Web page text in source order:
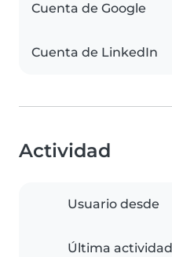
Cuenta de Google
Cuenta de LinkedIn
Actividad
Usuario desde
Última actividad